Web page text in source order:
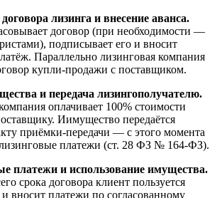
лизинга и внесение аванса.
договор (при необходимости —
подписывает его и вносит
Параллельно лизинговая компания
купли-продажи с поставщиком.
и передача лизингополучателю.
оплачивает 100% стоимости
Иимущество передаётся
приёмки-передачи — с этого момента
платежи (ст. 28 ФЗ № 164-ФЗ).
платежи и использование имущества.
срока договора клиент пользуется
вносит платежи по согласованному